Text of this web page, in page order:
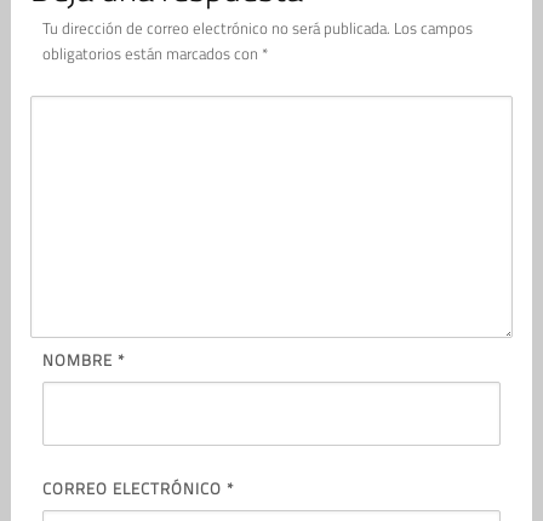
Tu dirección de correo electrónico no será publicada. Los campos
obligatorios están marcados con *
NOMBRE *
CORREO ELECTRÓNICO *